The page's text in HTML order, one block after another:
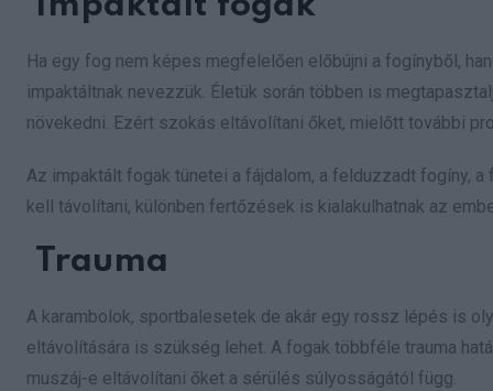
Ha egy fog nem képes megfelelően előbújni a fogínyből,
impaktáltnak nevezzük. Életük során többen is
növekedni. Ezért szokás eltávolítani őket, mielőtt további
Az impaktált fogak tünetei a fájdalom, a felduzzadt fogíny,
kell távolítani, különben fertőzések is kialakulhatnak az
Trauma
A karambolok, sportbalesetek de akár egy rossz lépés is
eltávolítására is szükség lehet. A fogak többféle trauma
muszáj-e eltávolítani őket a sérülés súlyosságától függ.